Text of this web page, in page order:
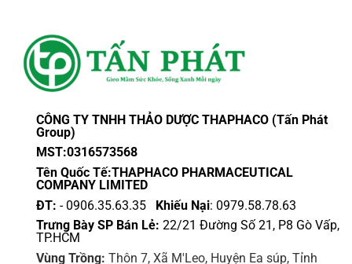
CÔNG TY TNHH THẢO DƯỢC THAPHACO (Tấn Phát
Group)
MST:0316573568
Tên Quốc Tế:THAPHACO PHARMACEUTICAL
COMPANY LIMITED
ĐT: - 0906.35.63.35 Khiếu Nại: 0979.58.78.63
Trưng Bày SP Bán Lẻ: 22/21 Đường Số 21, P8 Gò Vấp,
TP.HCM
Vùng Trồng: Thôn 7, Xã M'Leo, Huyện Ea súp, Tỉnh